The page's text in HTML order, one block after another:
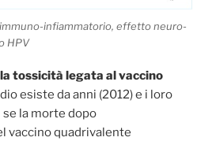
infiammatorio, effetto neuro-
HPV
tossicità legata al vaccino
esiste da anni (2012) e i loro
la morte dopo
vaccino quadrivalente